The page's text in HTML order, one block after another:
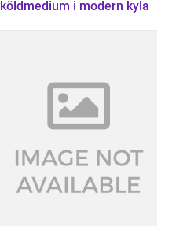
köldmedium i modern kyla